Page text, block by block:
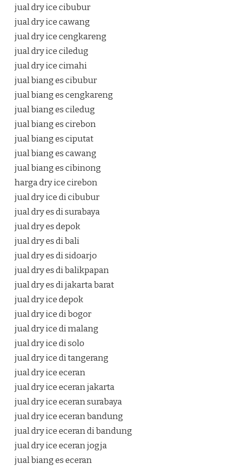
jual dry ice cibubur
jual dry ice cawang
jual dry ice cengkareng
jual dry ice ciledug
jual dry ice cimahi
jual biang es cibubur
jual biang es cengkareng
jual biang es ciledug
jual biang es cirebon
jual biang es ciputat
jual biang es cawang
jual biang es cibinong
harga dry ice cirebon
jual dry ice di cibubur
jual dry es di surabaya
jual dry es depok
jual dry es di bali
jual dry es di sidoarjo
jual dry es di balikpapan
jual dry es di jakarta barat
jual dry ice depok
jual dry ice di bogor
jual dry ice di malang
jual dry ice di solo
jual dry ice di tangerang
jual dry ice eceran
jual dry ice eceran jakarta
jual dry ice eceran surabaya
jual dry ice eceran bandung
jual dry ice eceran di bandung
jual dry ice eceran jogja
jual biang es eceran